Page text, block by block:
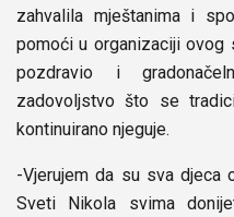
zahvalila mještanima i
pomoći u organizaciji ovog
pozdravio i
zadovoljstvo što se
kontinuirano njeguje.
-Vjerujem da su sva
Sveti Nikola svima